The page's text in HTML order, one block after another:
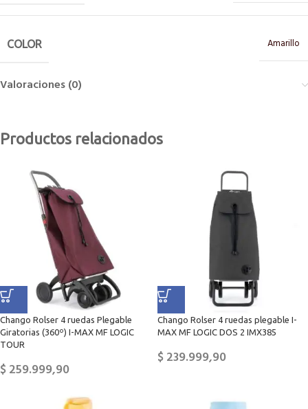
COLOR Amarillo
Valoraciones (0)
Productos relacionados
Chango Rolser 4 ruedas Plegable
Giratorias (360º) I-MAX MF LOGIC
TOUR
$259.999,90
Chango Rolser 4 ruedas plegable I-
MAX MF LOGIC DOS 2 IMX385
$239.999,90